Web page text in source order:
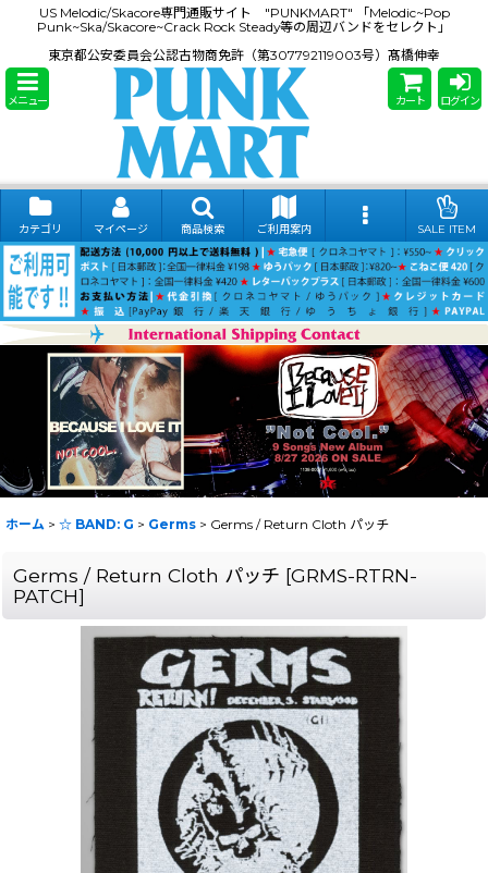
US Melodic/Skacore専門通販サイト "PUNKMART" 「Melodic~Pop
Punk~Ska/Skacore~Crack Rock Steady等の周辺バンドをセレクト」
東京都公安委員会公認古物商免許（第307792119003号）髙橋伸幸
メニュー カート ログイン
カテゴリ マイページ 商品検索 ご利用案内 SALE ITEM
ホーム > ☆ BAND: G > Germs > Germs / Return Cloth パッチ
Germs / Return Cloth パッチ [GRMS-RTRN-
PATCH]